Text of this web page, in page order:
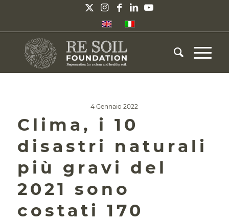
4 Gennaio 2022
Clima, i 10
disastri naturali
più gravi del
2021 sono
costati 170